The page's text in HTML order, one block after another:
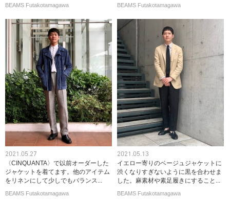
BEAMS Futakotamagawa BEAMS Futakotamagawa
2021.05.27
〈CINQUANTA〉で以前オーダーした
ジャケットを着てます。他のアイテム
をリネンにして少しでもバランス...
BEAMS Futakotamagawa
2021.05.13
イエロー寄りのベージュジャケットに
渋くなりすぎないように黒を合わせま
した。麻素材や素足履きにすること...
BEAMS Futakotamagawa